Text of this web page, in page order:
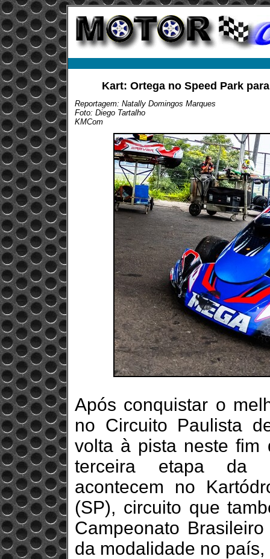
Kart: Ortega no Speed Park
Reportagem: Natally Domingos Marques
Foto: Diego Tartalho
KMCom
Após conquistar o
no Circuito Paulista
volta à pista neste fim
terceira etapa da
acontecem no
(SP), circuito que
Campeonato
da modalidade no